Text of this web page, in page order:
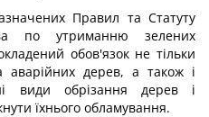
Правил та Статуту
по утриманню зелених
обов'язок не тільки
аварійних дерев, а також і
види обрізання дерев і
їхнього обламування.